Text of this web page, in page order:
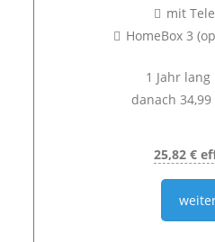
mit
HomeBox 3
1 Jahr lang
danach
25,82 €